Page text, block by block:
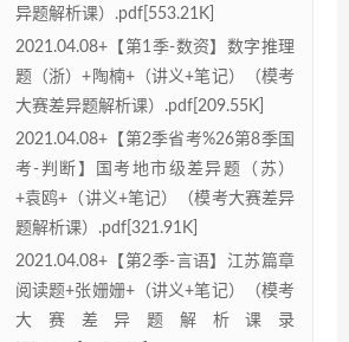
异题解析课）.pdf[553.21K]
2021.04.08+【第1季-数资】数字推理
题（浙）+陶楠+（讲义+笔记）（模考
大赛差异题解析课）.pdf[209.55K]
2021.04.08+【第2季省考%26第8季国
考-判断】国考地市级差异题（苏）
+袁鸥+（讲义+笔记）（模考大赛差异
题解析课）.pdf[321.91K]
2021.04.08+【第2季-言语】江苏篇章
阅读题+张姗姗+（讲义+笔记）（模考
大赛差异题解析课录